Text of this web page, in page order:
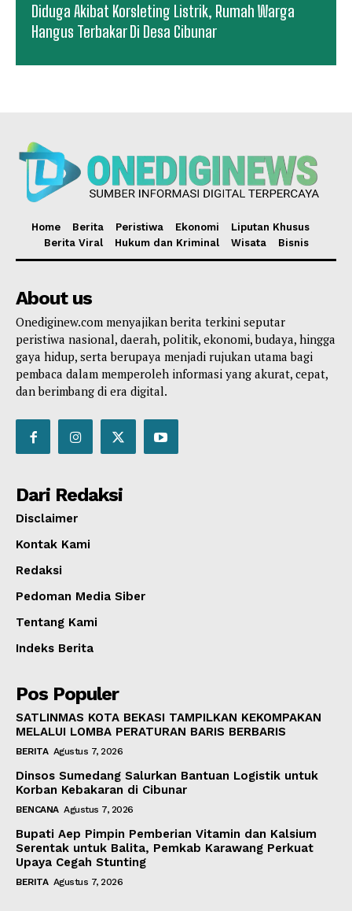
Diduga Akibat Korsleting Listrik, Rumah Warga
Hangus Terbakar Di Desa Cibunar
Home Berita Peristiwa Ekonomi
Liputan Khusus
Berita Viral
Hukum dan Kriminal Wisata Bisnis
About us
Onediginew.com menyajikan berita terkini seputar
peristiwa nasional, daerah, politik, ekonomi, budaya, hingga
gaya hidup, serta berupaya menjadi rujukan utama bagi
pembaca dalam memperoleh informasi yang akurat, cepat,
dan berimbang di era digital.
Dari Redaksi
Disclaimer
Kontak Kami
Redaksi
Pedoman Media Siber
Tentang Kami
Indeks Berita
Pos Populer
SATLINMAS KOTA BEKASI TAMPILKAN KEKOMPAKAN
MELALUI LOMBA PERATURAN BARIS BERBARIS
BERITA Agustus 7, 2026
Dinsos Sumedang Salurkan Bantuan Logistik untuk
Korban Kebakaran di Cibunar
BENCANA Agustus 7, 2026
Bupati Aep Pimpin Pemberian Vitamin dan Kalsium
Serentak untuk Balita, Pemkab Karawang Perkuat
Upaya Cegah Stunting
BERITA Agustus 7, 2026